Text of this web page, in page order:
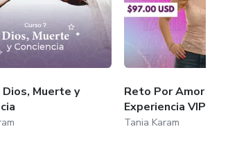
Dios, Muerte y
Reto Por Amor a Mi:
Experiencia VIP
Tania Karam